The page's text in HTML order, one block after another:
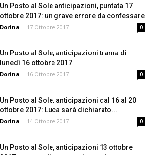
Un Posto al Sole anticipazioni, puntata 17
ottobre 2017: un grave errore da confessare
Dorina - 17 Ottobre 2017 0
Un Posto al Sole, anticipazioni trama di
lunedì 16 ottobre 2017
Dorina - 16 Ottobre 2017 0
Un Posto al Sole, anticipazioni dal 16 al 20
ottobre 2017: Luca sarà dichiarato...
Dorina - 14 Ottobre 2017 0
Un Posto al Sole, anticipazioni 13 ottobre